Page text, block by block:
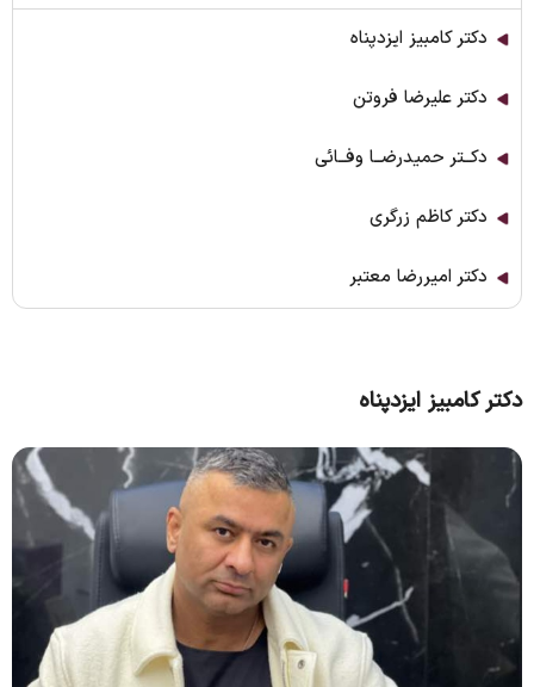
دکتر کامبیز ایزدپناه
دکتر علیرضا فروتن
دکــتر حمیدرضــا وفــائی
دکتر کاظم زرگری
دکتر امیررضا معتبر
دکتر کامبیز ایزدپناه